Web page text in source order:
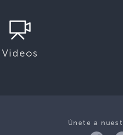
Videos
Únete a